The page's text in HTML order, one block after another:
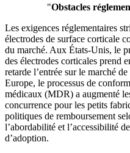
"Obstacles
Les exigences réglementaires
électrodes de surface corticale
du marché. Aux États-Unis, le
des électrodes corticales prend
retarde l’entrée sur le marché
Europe, le processus de
médicaux (MDR) a augmenté
concurrence pour les petits
politiques de remboursement
l’abordabilité et l’accessibilité
d’adoption.